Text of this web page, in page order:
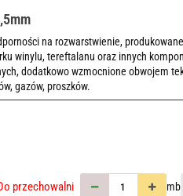
na rozwarstwienie,
winylu, tereftalanu oraz innych
dodatkowo wzmocnione obwojem
gazów, proszków.
mb
przechowalni